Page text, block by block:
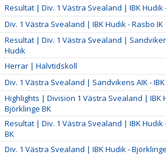
Resultat | Div. 1 Västra Svealand | IBK Hudik
Div. 1 Västra Svealand | IBK Hudik - Rasbo IK
Resultat | Div. 1 Västra Svealand |
Hudik
Herrar | Halvtidskoll
Div. 1 Västra Svealand | Sandvikens AIK -
Highlights | Division 1 Västra Svealand | IBK
Björklinge BK
Resultat | Div. 1 Västra Svealand | IBK Hudik
BK
Div. 1 Västra Svealand | IBK Hudik -